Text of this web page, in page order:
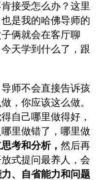
接受怎么办？这里
是我的哈佛导师的
俩就会在客厅聊
天学到什么了，跟
师不会直接告诉孩
，你应该这么做。
自己哪里做得好，
里做错了，哪里做
考和分析， 然后再
式提问最养人，会
、自省能力和问题